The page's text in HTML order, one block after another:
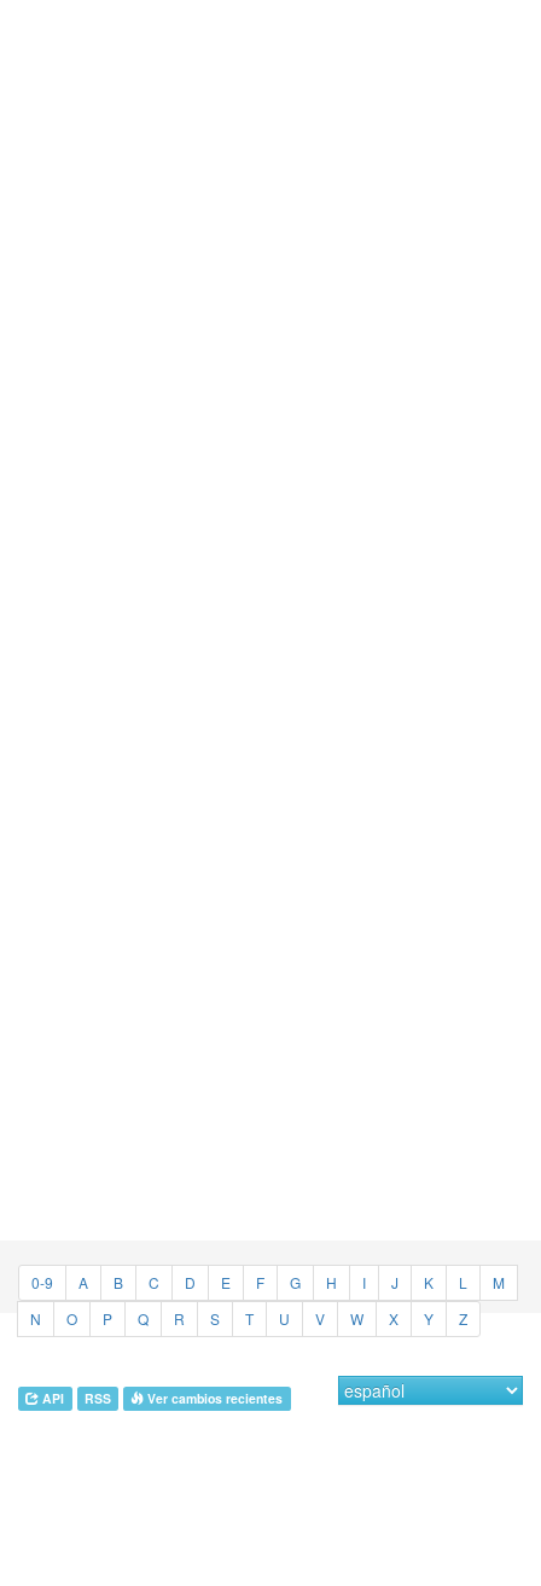
0-9 A B C D E F G H I J K L
M
N
O P Q R S T U V W X Y Z
API RSS Ver cambios recientes